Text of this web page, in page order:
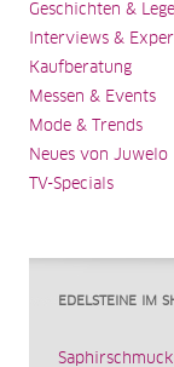
Geschichten &
Interviews &
Kaufberatung
Messen & Events
Mode & Trends
Neues von Juwelo
TV-Specials
EDELSTEINE IM
Saphirschmuck